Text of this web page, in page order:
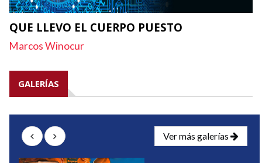
QUE LLEVO EL CUERPO PUESTO
Marcos Winocur
GALERÍAS
Ver más galerías